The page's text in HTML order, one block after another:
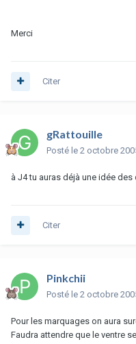
Merci
Citer
gRattouille
Posté le 2 octobre
à J4 tu auras déjà une idée
Citer
Pinkchii
Posté le 2 octobre
Pour les marquages on aura
Faudra attendre que le ventre